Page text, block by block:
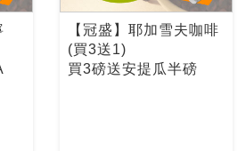
【冠盛】耶加雪夫咖啡
(買3送1)
買3磅送安提瓜半磅